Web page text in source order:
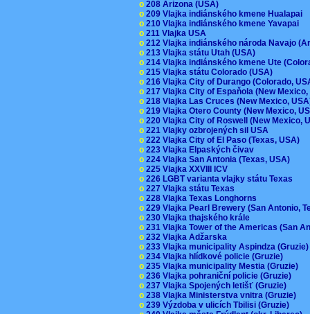
o 208 Arizona (USA)
o 209 Vlajka indiánského kmene Hualapai
o 210 Vlajka indiánského kmene Yavapai
o 211 Vlajka USA
o 212 Vlajka indiánského národa Navajo
o 213 Vlajka státu Utah (USA)
o 214 Vlajka indiánského kmene Ute
o 215 Vlajka státu Colorado (USA)
o 216 Vlajka City of Durango (Colorado,
o 217 Vlajka City of Espaňola (New
o 218 Vlajka Las Cruces (New Mexico,
o 219 Vlajka Otero County (New Mexico,
o 220 Vlajka City of Roswell (New Mexico,
o 221 Vlajky ozbrojených sil USA
o 222 Vlajka City of El Paso (Texas, USA)
o 223 Vlajka Elpaských čivav
o 224 Vlajka San Antonia (Texas, USA)
o 225 Vlajka XXVIII ICV
o 226 LGBT varianta vlajky státu Texas
o 227 Vlajka státu Texas
o 228 Vlajka Texas Longhorns
o 229 Vlajka Pearl Brewery (San Antonio,
o 230 Vlajka thajského krále
o 231 Vlajka Tower of the Americas (San
o 232 Vlajka Adžarska
o 233 Vlajka municipality Aspindza
o 234 Vlajka hlídkové policie (Gruzie)
o 235 Vlajka municipality Mestia (Gruzie)
o 236 Vlajka pohraniční policie (Gruzie)
o 237 Vlajka Spojených letišť (Gruzie)
o 238 Vlajka Ministerstva vnitra (Gruzie)
o 239 Výzdoba v ulicích Tbilisi (Gruzie)